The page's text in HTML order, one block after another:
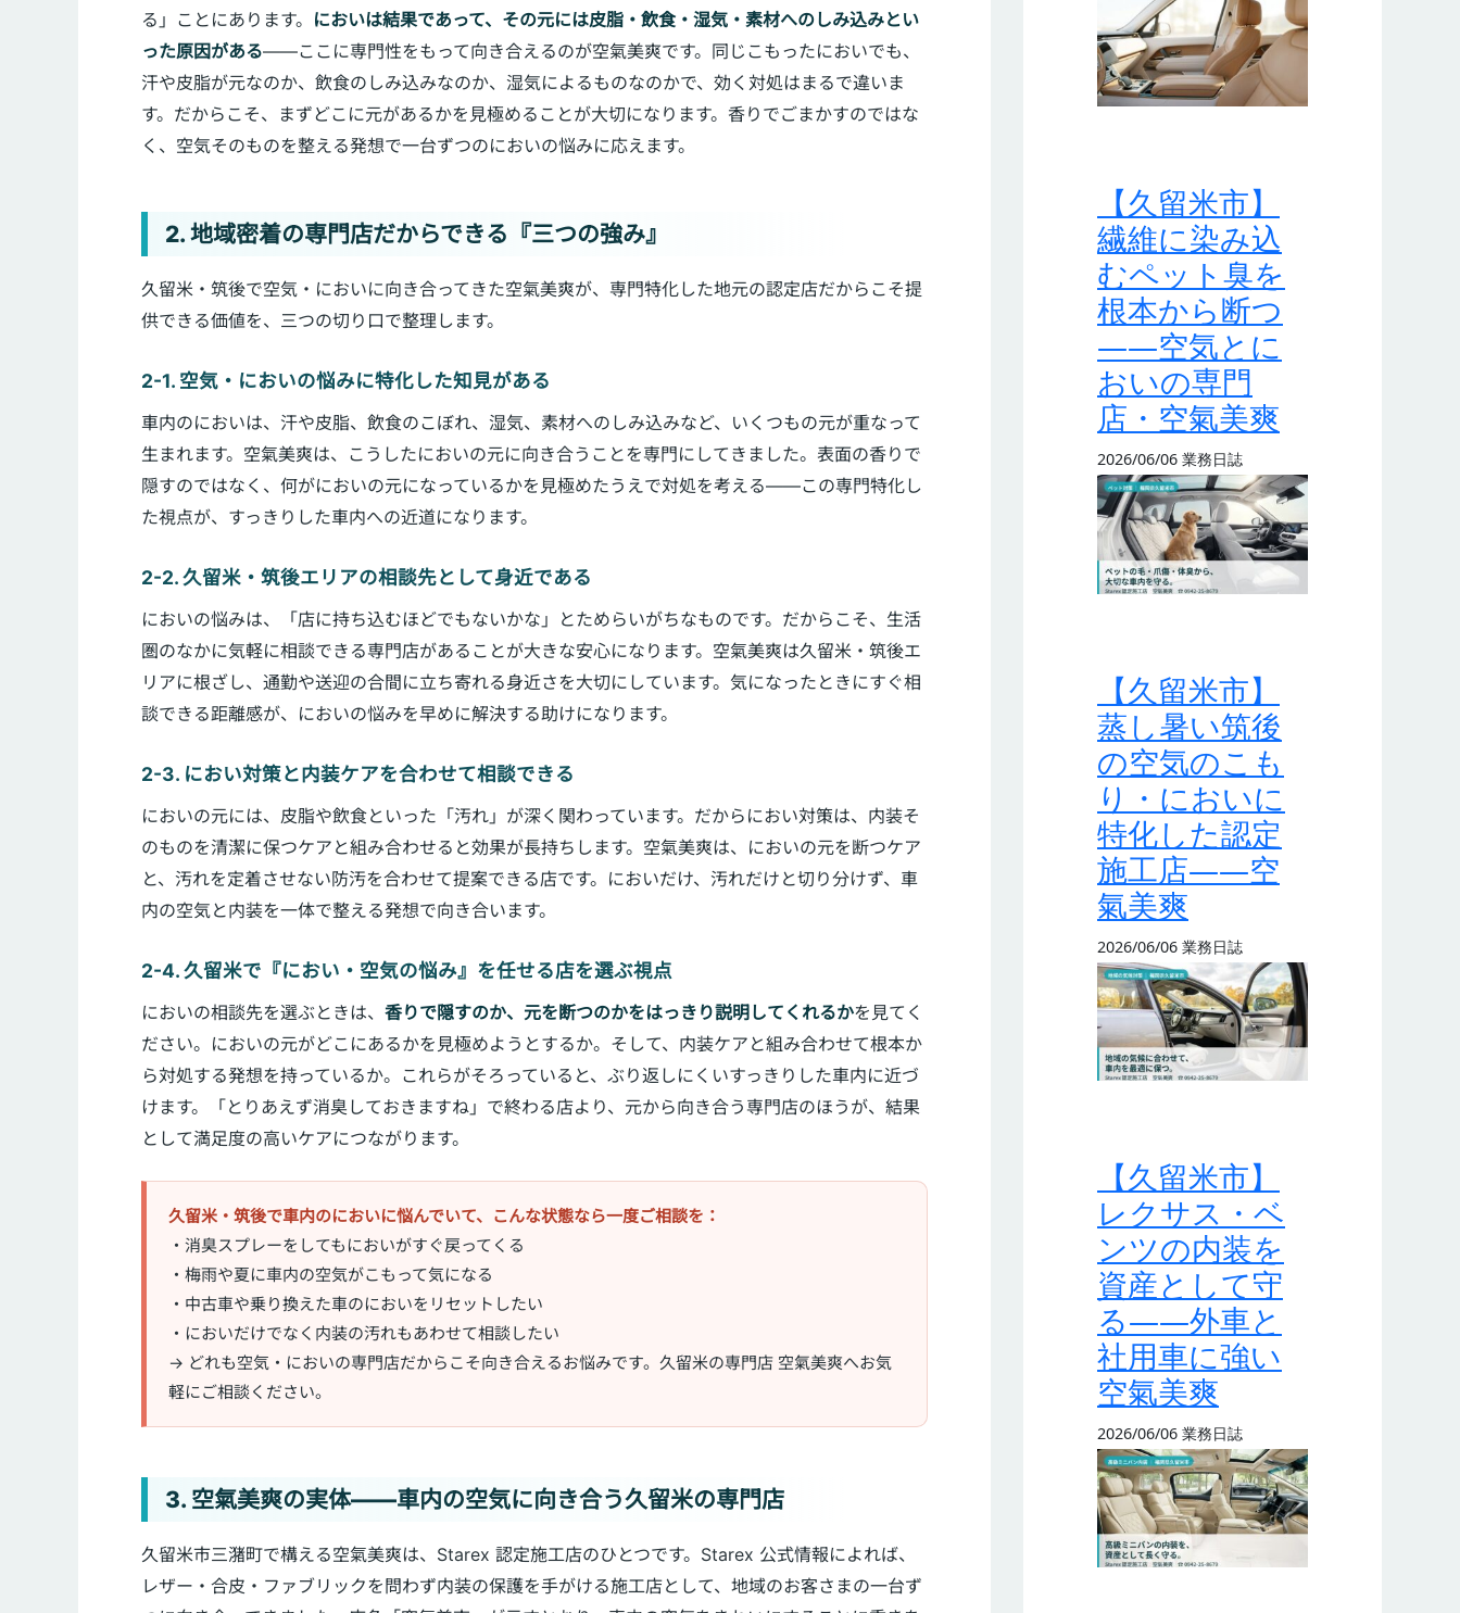
る」ことにあります。 においは結果であって、その元には皮脂・飲食・湿気・素材へのしみ込みとい
った原因がある——ここに専門性をもって向き合えるのが空氣美爽です。同じこもったにおいでも、
汗や皮脂が元なのか、飲食のしみ込みなのか、湿気によるものなのかで、効く対処はまるで違いま
す。だからこそ、まずどこに元があるかを見極めることが大切になります。香りでごまかすのではな
く、空気そのものを整える発想で一台ずつのにおいの悩みに応えます。
2. 地域密着の専門店だからできる『三つの強み』
久留米・筑後で空気・においに向き合ってきた空氣美爽が、専門特化した地元の認定店だからこそ提
供できる価値を、三つの切り口で整理します。
2-1. 空気・においの悩みに特化した知見がある
車内のにおいは、汗や皮脂、飲食のこぼれ、湿気、素材へのしみ込みなど、いくつもの元が重なって
生まれます。空氣美爽は、こうしたにおいの元に向き合うことを専門にしてきました。表面の香りで
隠すのではなく、何がにおいの元になっているかを見極めたうえで対処を考える——この専門特化し
た視点が、すっきりした車内への近道になります。
2-2. 久留米・筑後エリアの相談先として身近である
においの悩みは、「店に持ち込むほどでもないかな」とためらいがちなものです。だからこそ、生活
圏のなかに気軽に相談できる専門店があることが大きな安心になります。空氣美爽は久留米・筑後エ
リアに根ざし、通勤や送迎の合間に立ち寄れる身近さを大切にしています。気になったときにすぐ相
談できる距離感が、においの悩みを早めに解決する助けになります。
2-3. におい対策と内装ケアを合わせて相談できる
においの元には、皮脂や飲食といった「汚れ」が深く関わっています。だからにおい対策は、内装そ
のものを清潔に保つケアと組み合わせると効果が長持ちします。空氣美爽は、においの元を断つケア
と、汚れを定着させない防汚を合わせて提案できる店です。においだけ、汚れだけと切り分けず、車
内の空気と内装を一体で整える発想で向き合います。
2-4. 久留米で『におい・空気の悩み』を任せる店を選ぶ視点
においの相談先を選ぶときは、 香りで隠すのか、元を断つのかをはっきり説明してくれるかを見てく
ださい。においの元がどこにあるかを見極めようとするか。そして、内装ケアと組み合わせて根本か
ら対処する発想を持っているか。これらがそろっていると、ぶり返しにくいすっきりした車内に近づ
けます。「とりあえず消臭しておきますね」で終わる店より、元から向き合う専門店のほうが、結果
として満足度の高いケアにつながります。
久留米・筑後で車内のにおいに悩んでいて、こんな状態なら一度ご相談を：
・消臭スプレーをしてもにおいがすぐ戻ってくる
・梅雨や夏に車内の空気がこもって気になる
・中古車や乗り換えた車のにおいをリセットしたい
・においだけでなく内装の汚れもあわせて相談したい
→ どれも空気・においの専門店だからこそ向き合えるお悩みです。久留米の専門店 空氣美爽へお気
軽にご相談ください。
3. 空氣美爽の実体——車内の空気に向き合う久留米の専門店
久留米市三潴町で構える空氣美爽は、Starex 認定施工店のひとつです。Starex 公式情報によれば、
レザー・合皮・ファブリックを問わず内装の保護を手がける施工店として、地域のお客さまの一台ず
【久留米市】
繊維に染み込
むペット臭を
根本から断つ
——空気とに
おいの専門
店・空氣美爽
2026/06/06 業務日誌
【久留米市】
蒸し暑い筑後
の空気のこも
り・においに
特化した認定
施工店——空
氣美爽
2026/06/06 業務日誌
【久留米市】
レクサス・ベ
ンツの内装を
資産として守
る——外車と
社用車に強い
空氣美爽
2026/06/06 業務日誌